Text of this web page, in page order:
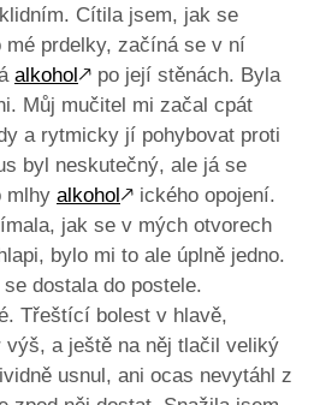
Cítila jsem, jak se
mé prdelky, začíná se v ní
alkohol 🡕 po její stěnách. Byla
Můj mučitel mi začal cpát
a rytmicky jí pohybovat proti
byl neskutečný, ale já se
mlhy alkohol 🡕 ického opojení.
jak se v mých otvorech
bylo mi to ale úplně jedno.
dostala do postele.
Třeštící bolest v hlavě,
výš, a ještě na něj tlačil veliký
usnul, ani ocas nevytáhl z